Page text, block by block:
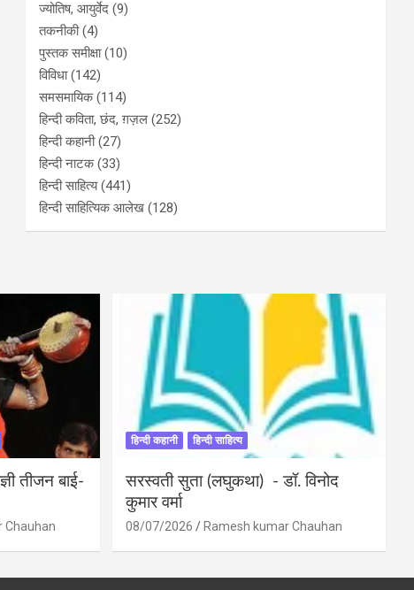
ज्योतिष, आयुर्वेद (9)
तकनीकी(4)
पुस्‍तक समीक्षा(10)
विविधा(142)
समसमायिक(114)
हिन्दी कविता, छंद, ग़ज़ल (252)
हिन्दी कहानी(27)
हिन्‍दी नाटक(33)
हिन्दी साहित्य(441)
हिन्दी साहित्यिक आलेख (128)
तीजन बाई-
Chauhan
हिन्दी कहानी हिन्दी साहित्य
सरस्वती सुता (लघुकथा) ​- डॉ. विनोद
कुमार वर्मा
08/07/2026 Ramesh kumar Chauhan